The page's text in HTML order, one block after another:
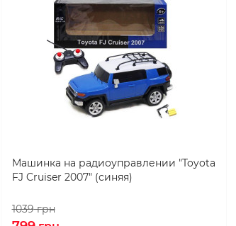
Машинка на радиоуправлении "Toyota
FJ Cruiser 2007" (синяя)
1039грн